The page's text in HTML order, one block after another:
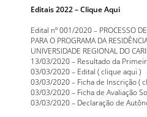
Editais 2022 – Clique Aqui
Edital nº 001/2020 – PROCESSO
PARA O PROGRAMA DA
UNIVERSIDADE REGIONAL DO
13/03/2020 – Resultado da
03/03/2020 – Edital (clique aqui )
03/03/2020 – Ficha de Inscrição (
03/03/2020 – Ficha de Avaliação
03/03/2020 – Declaração de